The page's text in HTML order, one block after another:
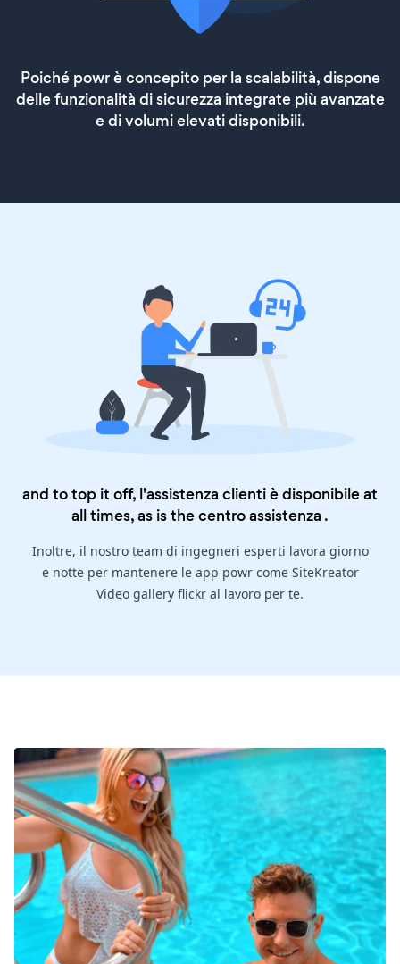
Poiché powr è concepito per la scalabilità, dispone
delle funzionalità di sicurezza integrate più avanzate
e di volumi elevati disponibili.
and to top it off, l'assistenza clienti è disponibile at
all times, as is thecentro assistenza .
Inoltre, il nostro team di ingegneri esperti lavora giorno
e notte per mantenere le app powr come SiteKreator
Video gallery flickr al lavoro per te.